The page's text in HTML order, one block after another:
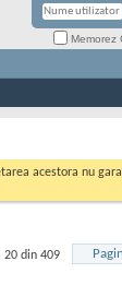
Memorez
acestora nu
20 din 409